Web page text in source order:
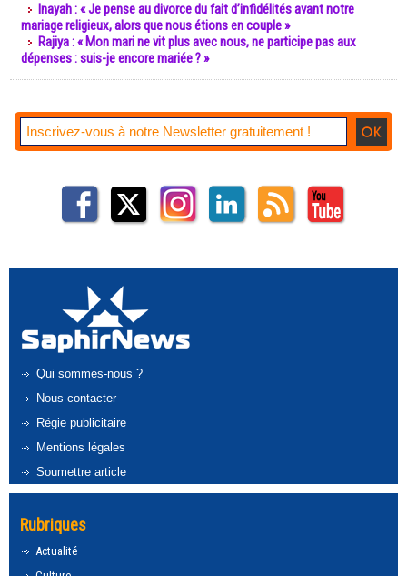
Inayah : « Je pense au divorce du fait d’infidélités avant notre
mariage religieux, alors que nous étions en couple »
Rajiya : « Mon mari ne vit plus avec nous, ne participe pas aux
dépenses : suis-je encore mariée ? »
Qui sommes-nous ?
Nous contacter
Régie publicitaire
Mentions légales
Soumettre article
Rubriques
Actualité